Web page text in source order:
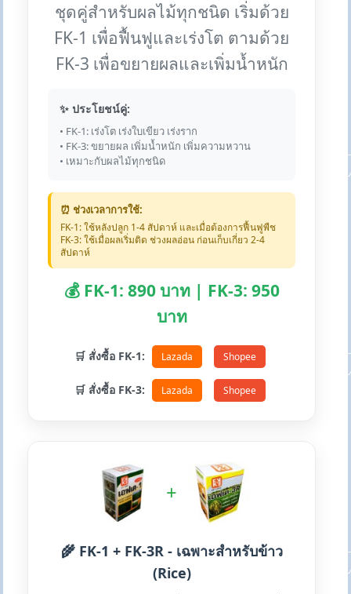
ชุดคู่สำหรับผลไม้ทุกชนิด เริ่มด้วย
FK-1 เพื่อฟื้นฟูและเร่งโต ตามด้วย
FK-3 เพื่อขยายผลและเพิ่มน้ำหนัก
✨ ประโยชน์คู่:
• FK-1: เร่งโต เร่งใบเขียว เร่งราก
• FK-3: ขยายผล เพิ่มน้ำหนัก เพิ่มความหวาน
• เหมาะกับผลไม้ทุกชนิด
⏰ ช่วงเวลาการใช้:
FK-1: ใช้หลังปลูก 1-4 สัปดาห์ และเมื่อต้องการฟื้นฟูพืช
FK-3: ใช้เมื่อผลเริ่มติด ช่วงผลอ่อน ก่อนเก็บเกี่ยว 2-4
สัปดาห์
💰 FK-1: 890 บาท | FK-3: 950
บาท
🛒 สั่งซื้อ FK-1: Lazada Shopee
🛒 สั่งซื้อ FK-3: Lazada Shopee
+
🌾 FK-1 + FK-3R - เฉพาะสำหรับข้าว
(Rice)